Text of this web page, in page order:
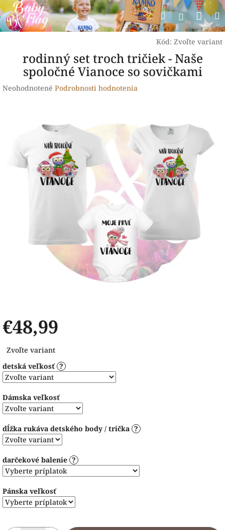
Prejsť
na
obsah
Hľadať
Kód: Zvoľte variant
rodinný set troch tričiek - Naše
spoločné Vianoce so sovičkami
Priemerné
hviezdičiek.
Neohodnotené Podrobnosti hodnotenia
€48,99
cena:
Zvoľte variant
detská veľkosť ?
Dámska veľkosť
dĺžka rukáva detského body / trička ?
darčekové balenie ?
Pánska veľkosť